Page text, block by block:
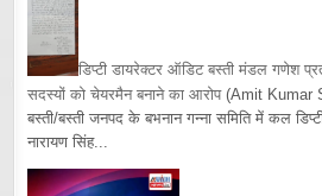
डिप्टी डायरेक्टर ऑडिट बस्ती मंडल गणेश
सदस्यों को चेयरमैन बनाने का आरोप (Amit Kumar
बस्ती/बस्ती जनपद के बभनान गन्ना समिति में कल
नारायण सिंह...